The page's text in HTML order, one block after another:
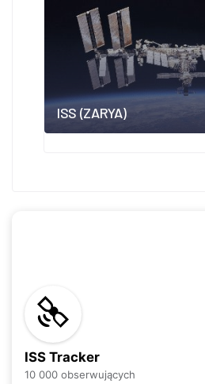
ISS (ZARYA)
ISS Tracker
10 000 obserwujących